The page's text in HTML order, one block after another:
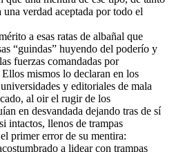
verdad aceptada por todo el
a esas ratas de albañal que
“guindas” huyendo del poderío y
fuerzas comandadas por
mismos lo declaran en los
y editoriales de mala
al oir el rugir de los
en desvandada dejando tras de sí
intactos, llenos de trampas
primer error de su mentira:
a lidear con trampas